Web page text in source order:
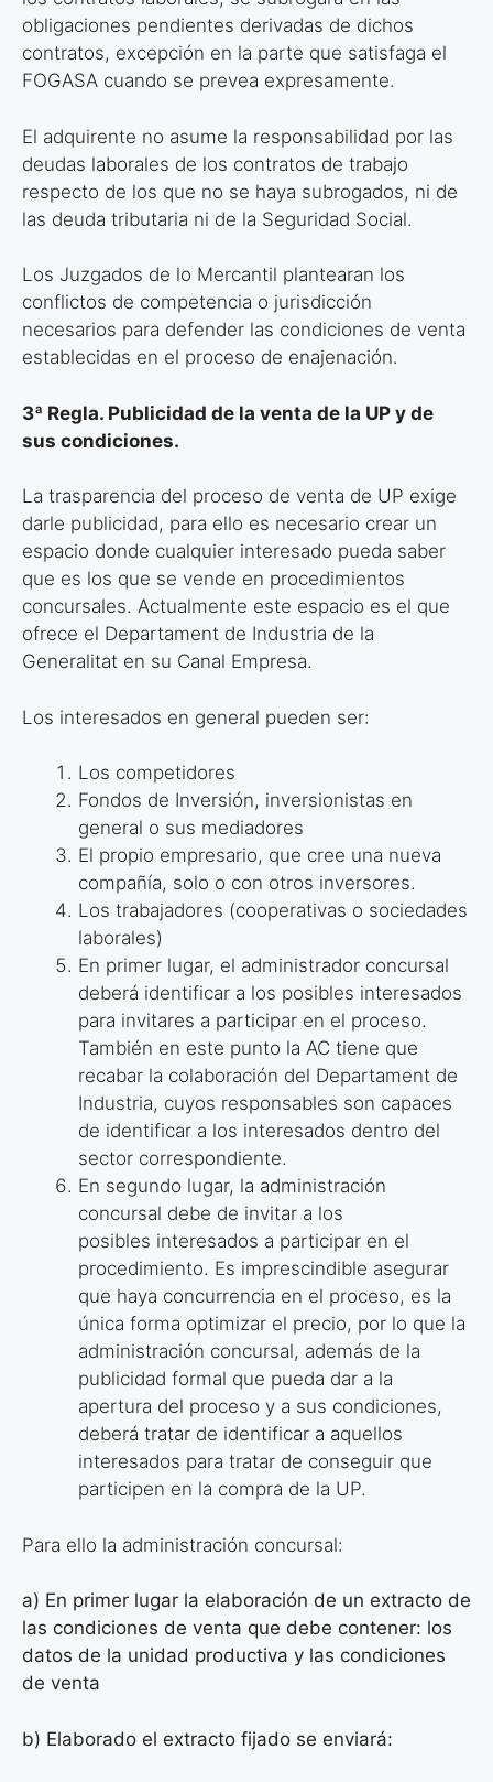
obligaciones pendientes derivadas de dichos
contratos, excepción en la parte que satisfaga el
FOGASA cuando se prevea expresamente.
El adquirente no asume la responsabilidad por las
deudas laborales de los contratos de trabajo
respecto de los que no se haya subrogados, ni de
las deuda tributaria ni de la Seguridad Social.
Los Juzgados de lo Mercantil plantearan los
conflictos de competencia o jurisdicción
necesarios para defender las condiciones de venta
establecidas en el proceso de enajenación.
3ª Regla. Publicidad de la venta de la UP y de
sus condiciones.
La trasparencia del proceso de venta de UP exige
darle publicidad, para ello es necesario crear un
espacio donde cualquier interesado pueda saber
que es los que se vende en procedimientos
concursales. Actualmente este espacio es el que
ofrece el Departament de Industria de la
Generalitat en su Canal Empresa.
Los interesados en general pueden ser:
Los competidores
Fondos de Inversión, inversionistas en
general o sus mediadores
El propio empresario, que cree una nueva
compañía, solo o con otros inversores.
Los trabajadores (cooperativas o sociedades
laborales)
En primer lugar, el administrador concursal
deberá identificar a los posibles interesados
para invitares a participar en el proceso.
También en este punto la AC tiene que
recabar la colaboración del Departament de
Industria, cuyos responsables son capaces
de identificar a los interesados dentro del
sector correspondiente.
En segundo lugar, la administración
concursal debe de invitar a los
posibles interesados a participar en el
procedimiento. Es imprescindible asegurar
que haya concurrencia en el proceso, es la
única forma optimizar el precio, por lo que la
administración concursal, además de la
publicidad formal que pueda dar a la
apertura del proceso y a sus condiciones,
deberá tratar de identificar a aquellos
interesados para tratar de conseguir que
participen en la compra de la UP.
Para ello la administración concursal:
a) En primer lugar la elaboración de un extracto de
las condiciones de venta que debe contener: los
datos de la unidad productiva y las condiciones
de venta
b) Elaborado el extracto fijado se enviará: